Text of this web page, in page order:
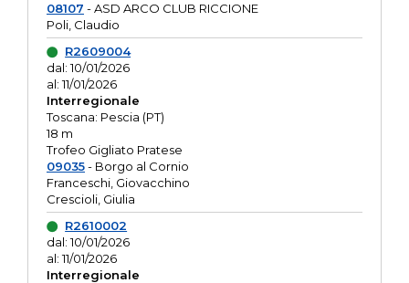
08107 - ASD ARCO CLUB RICCIONE
Poli, Claudio
R2609004
dal: 10/01/2026
al: 11/01/2026
Interregionale
Toscana: Pescia (PT)
18 m
Trofeo Gigliato Pratese
09035- Borgo al Cornio
Franceschi, Giovacchino
Crescioli, Giulia
R2610002
dal: 10/01/2026
al: 11/01/2026
Interregionale